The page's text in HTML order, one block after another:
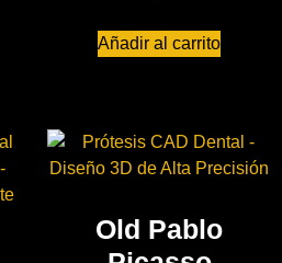
Añadir al carrito
Old Pablo